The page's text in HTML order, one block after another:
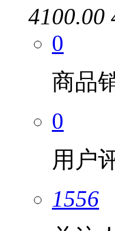
4100.00
0
商品
0
用户
1556